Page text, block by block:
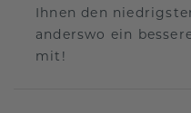
Ihnen den
anderswo ein
mit!